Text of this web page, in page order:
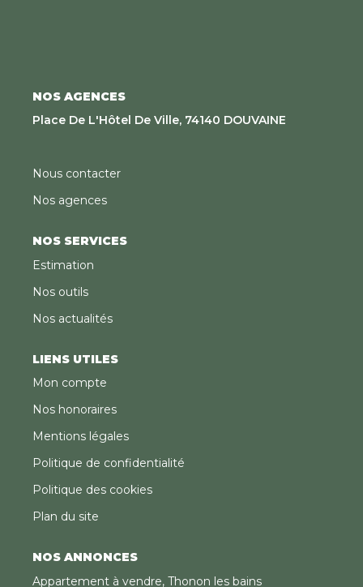
NOS AGENCES
Place De L'Hôtel De Ville, 74140 DOUVAINE
Nous contacter
Nos agences
NOS SERVICES
Estimation
Nos outils
Nos actualités
LIENS UTILES
Mon compte
Nos honoraires
Mentions légales
Politique de confidentialité
Politique des cookies
Plan du site
NOS ANNONCES
Appartement à vendre, Thonon les bains